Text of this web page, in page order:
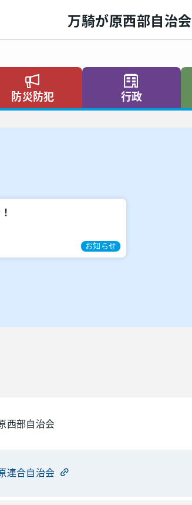
万騎が原西部自治会
防災防犯 行政
お知らせ
西部自治会
連合自治会